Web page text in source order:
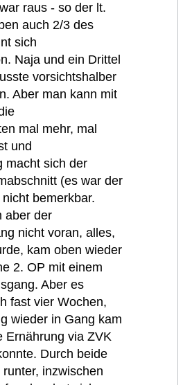
raus - so der lt.
auch 2/3 des
sich
Naja und ein Drittel
vorsichtshalber
Aber man kann mit
mal mehr, mal
und
macht sich der
(es war der
bemerkbar.
aber der
nicht voran, alles,
kam oben wieder
2. OP mit einem
Aber es
fast vier Wochen,
wieder in Gang kam
Ernährung via ZVK
Durch beide
inzwischen